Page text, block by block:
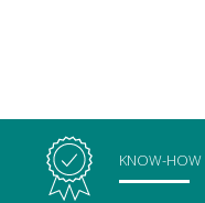
KNOW-HOW